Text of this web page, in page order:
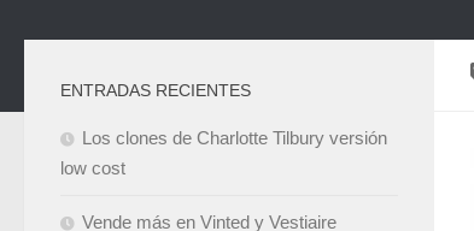
ENTRADAS RECIENTES
Los clones de Charlotte Tilbury versión
low cost
Vende más en Vinted y Vestiaire